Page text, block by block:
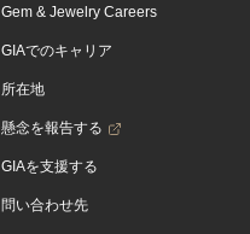
Gem & Jewelry Careers
GIAでのキャリア
所在地
懸念を報告する
GIAを支援する
問い合わせ先